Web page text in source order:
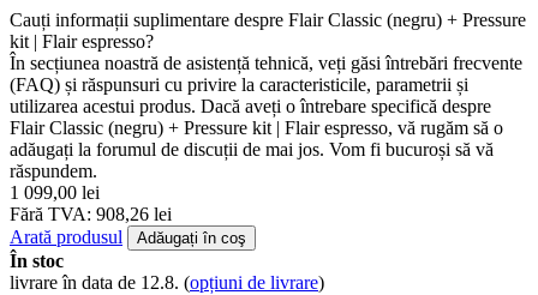
Cauți informații suplimentare despre Flair Classic (negru) + Pressure
kit | Flair espresso?
În secțiunea noastră de asistență tehnică, veți găsi întrebări frecvente
(FAQ) și răspunsuri cu privire la caracteristicile, parametrii și
utilizarea acestui produs. Dacă aveți o întrebare specifică despre
Flair Classic (negru) + Pressure kit | Flair espresso, vă rugăm să o
adăugați la forumul de discuții de mai jos. Vom fi bucuroși să vă
răspundem.
1 099,00 lei
Fără TVA: 908,26 lei
Arată produsul
Adăugați în coş
În stoc
livrare în data de 12.8. (opțiuni de livrare)